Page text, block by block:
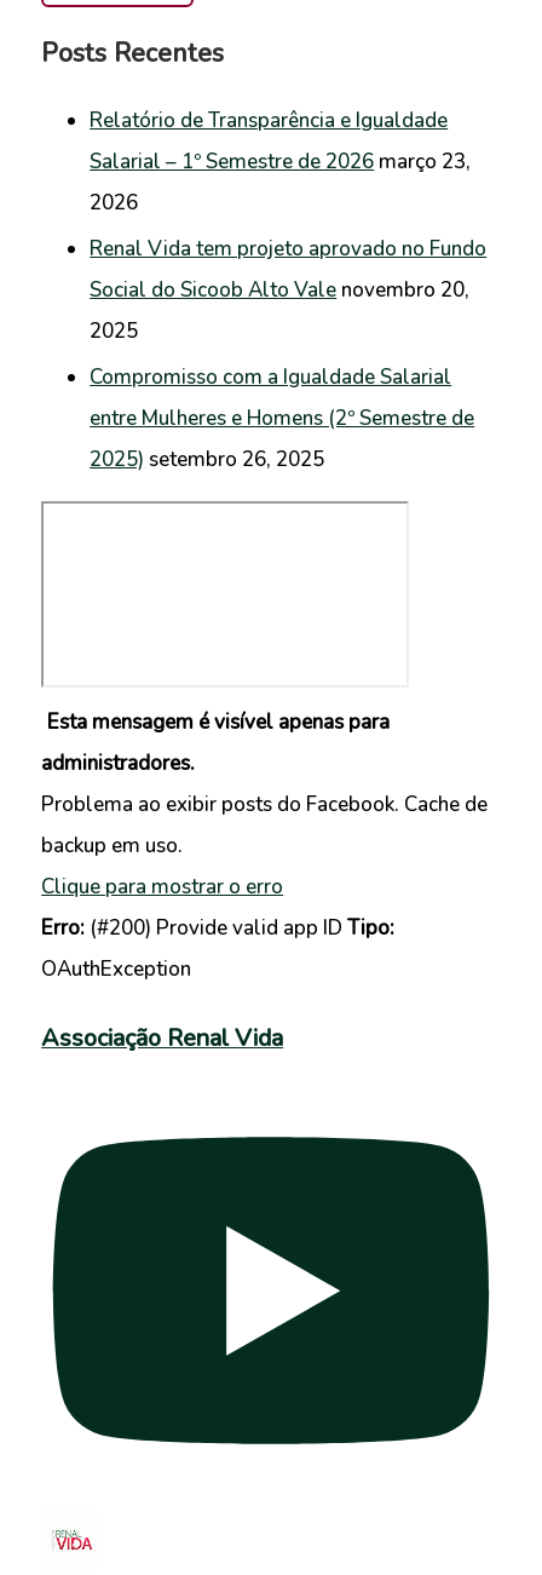
Posts Recentes
Relatório de Transparência e Igualdade
Salarial – 1º Semestre de 2026 março 23,
2026
Renal Vida tem projeto aprovado no Fundo
Social do Sicoob Alto Vale novembro 20,
2025
Compromisso com a Igualdade Salarial
entre Mulheres e Homens (2º Semestre de
2025) setembro 26, 2025
Esta mensagem é visível apenas para
administradores.
Problema ao exibir posts do Facebook. Cache de
backup em uso.
Clique para mostrar o erro
Erro: (#200) Provide valid app IDTipo:
OAuthException
Associação Renal Vida